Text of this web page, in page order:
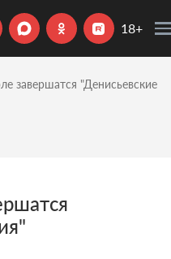
18+
завершатся "Денисьевские